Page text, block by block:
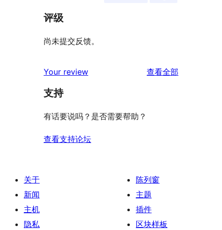
评级
尚未提交反馈。
Your review 查看全部
支持
有话要说吗？是否需要帮助？
查看支持论坛
关于
新闻
主机
隐私
陈列窗
主题
插件
区块样板